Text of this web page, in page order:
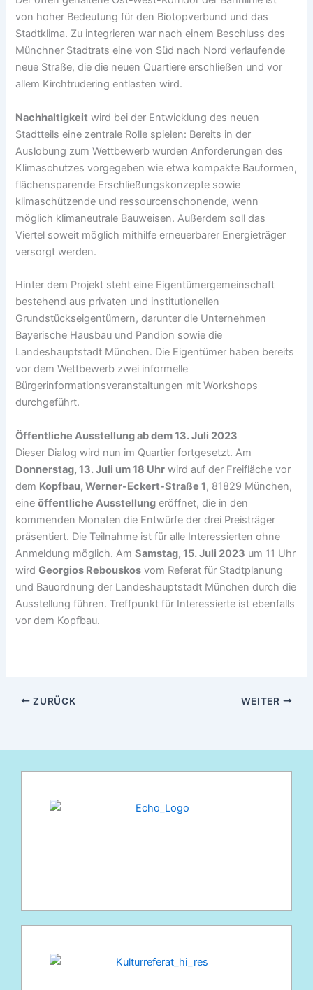
von hoher Bedeutung für den Biotopverbund und das
Stadtklima. Zu integrieren war nach einem Beschluss des
Münchner Stadtrats eine von Süd nach Nord verlaufende
neue Straße, die die neuen Quartiere erschließen und vor
allem Kirchtrudering entlasten wird.
Nachhaltigkeit wird bei der Entwicklung des neuen
Stadtteils eine zentrale Rolle spielen: Bereits in der
Auslobung zum Wettbewerb wurden Anforderungen des
Klimaschutzes vorgegeben wie etwa kompakte Bauformen,
flächensparende Erschließungskonzepte sowie
klimaschützende und ressourcenschonende, wenn
möglich klimaneutrale Bauweisen. Außerdem soll das
Viertel soweit möglich mithilfe erneuerbarer Energieträger
versorgt werden.
Hinter dem Projekt steht eine Eigentümergemeinschaft
bestehend aus privaten und institutionellen
Grundstückseigentümern, darunter die Unternehmen
Bayerische Hausbau und Pandion sowie die
Landeshauptstadt München. Die Eigentümer haben bereits
vor dem Wettbewerb zwei informelle
Bürgerinformationsveranstaltungen mit Workshops
durchgeführt.
Öffentliche Ausstellung ab dem 13. Juli 2023
Dieser Dialog wird nun im Quartier fortgesetzt. Am
Donnerstag, 13. Juli um 18 Uhr wird auf der Freifläche vor
dem Kopfbau, Werner-Eckert-Straße 1, 81829 München,
eineöffentliche Ausstellung eröffnet, die in den
kommenden Monaten die Entwürfe der drei Preisträger
präsentiert. Die Teilnahme ist für alle Interessierten ohne
Anmeldung möglich. AmSamstag, 15. Juli 2023 um 11 Uhr
wirdGeorgios Rebouskos vom Referat für Stadtplanung
und Bauordnung der Landeshauptstadt München durch die
Ausstellung führen. Treffpunkt für Interessierte ist ebenfalls
vor dem Kopfbau.
ZURÜCK WEITER